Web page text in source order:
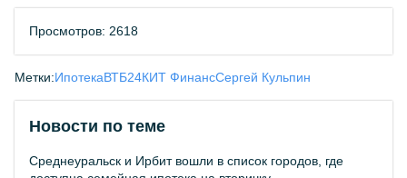
Просмотров: 2618
Метки:ИпотекаВТБ24КИТ ФинансСергей Кульпин
Новости по теме
Среднеуральск и Ирбит вошли в список городов, где